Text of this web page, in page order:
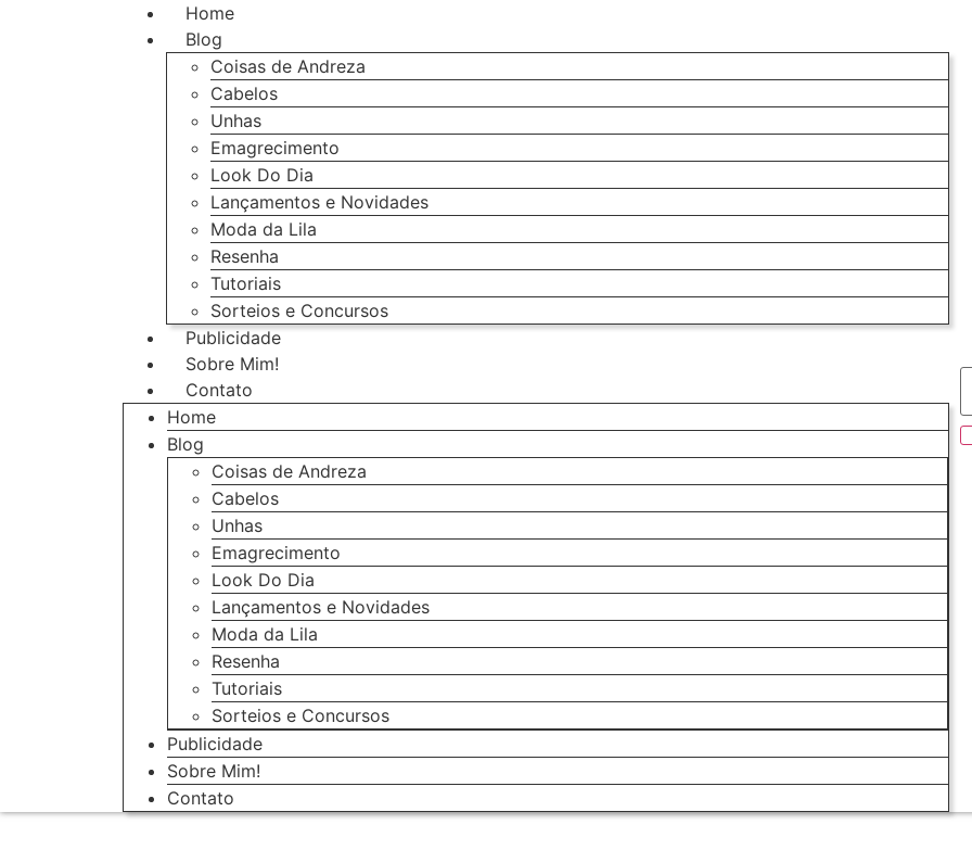
Home
Blog
Coisas de Andreza
Cabelos
Unhas
Emagrecimento
Look Do Dia
Lançamentos e Novidades
Moda da Lila
Resenha
Tutoriais
Sorteios e Concursos
Publicidade
Sobre Mim!
Contato
Home
Blog
Coisas de Andreza
Cabelos
Unhas
Emagrecimento
Look Do Dia
Lançamentos e Novidades
Moda da Lila
Resenha
Tutoriais
Sorteios e Concursos
Publicidade
Sobre Mim!
Contato